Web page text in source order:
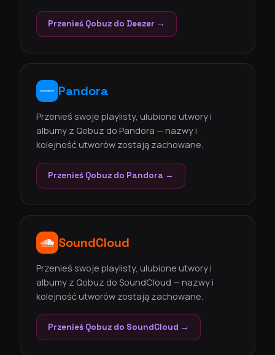
Przenieś Qobuz do Deezer →
Pandora
Przenieś swoje playlisty, ulubione utwory i
albumy z Qobuz do Pandora — nazwy i
kolejność utworów zostają zachowane.
Przenieś Qobuz do Pandora →
SoundCloud
Przenieś swoje playlisty, ulubione utwory i
albumy z Qobuz do SoundCloud — nazwy i
kolejność utworów zostają zachowane.
Przenieś Qobuz do SoundCloud →